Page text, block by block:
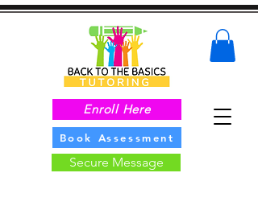
Enroll Here
Book Assessment
Secure Message